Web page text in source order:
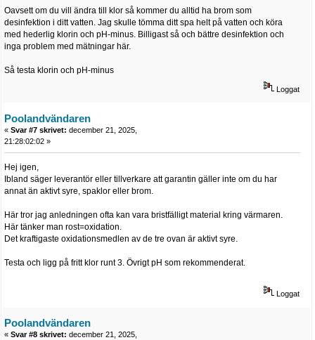
Oavsett om du vill ändra till klor så kommer du alltid ha brom som
desinfektion i ditt vatten. Jag skulle tömma ditt spa helt på vatten och köra
med hederlig klorin och pH-minus. Billigast så och bättre desinfektion och
inga problem med mätningar här.
Så testa klorin och pH-minus
Loggat
Poolandvändaren
« Svar #7 skrivet: december 21, 2025,
21:28:02:02 »
Hej igen,
Ibland säger leverantör eller tillverkare att garantin gäller inte om du har
annat än aktivt syre, spaklor eller brom.
Här tror jag anledningen ofta kan vara bristfälligt material kring värmaren.
Här tänker man rost=oxidation.
Det kraftigaste oxidationsmedlen av de tre ovan är aktivt syre.
Testa och ligg på fritt klor runt 3. Övrigt pH som rekommenderat.
Loggat
Poolandvändaren
« Svar #8 skrivet: december 21, 2025,